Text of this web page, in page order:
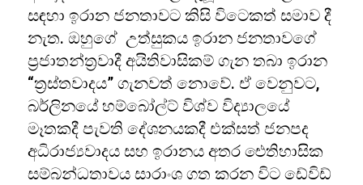
සඳහා ඉරාන ජනතාවට කිසි විටෙකත් සමාව දී
නැත. ඔහුගේ උත්සුකය ඉරාන ජනතාවගේ
ප්‍රජාතන්ත්‍රවාදී අයිතිවාසිකම් ගැන තබා ඉරාන
“ත්‍රස්තවාදය” ගැනවත් නොවේ. ඒ වෙනුවට,
බර්ලිනයේ හම්බෝල්ට් විශ්ව විද්‍යාලයේ
මෑතකදී පැවති දේශනයකදී එක්සත් ජනපද
අධිරාජ්‍යවාදය සහ ඉරානය අතර ඓතිහාසික
සම්බන්ධතාවය සාරාංශ ගත කරන විට ඩේවිඩ්